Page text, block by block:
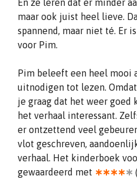
En ze leren dat er minder
maar ook juist heel lieve.
spannend, maar niet té. Er
voor Pim.
Pim beleeft een heel mooi
uitnodigen tot lezen.
je graag dat het weer
het verhaal interessant.
er ontzettend veel
vlot geschreven,
verhaal. Het kinderboek
gewaardeerd met ∗∗∗∗∗